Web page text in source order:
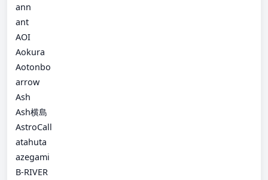
ann
ant
AOI
Aokura
Aotonbo
arrow
Ash
Ash横島
AstroCall
atahuta
azegami
B-RIVER